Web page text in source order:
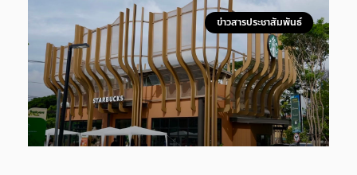
ข่าวสารประชาสัมพันธ์